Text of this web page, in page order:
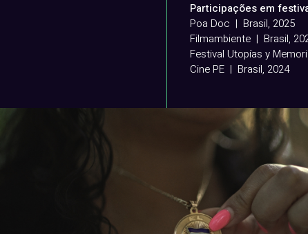
Participações em
Poa Doc | Brasil, 2025
Filmambiente | Brasil,
Festival Utopías y
Cine PE | Brasil, 2024